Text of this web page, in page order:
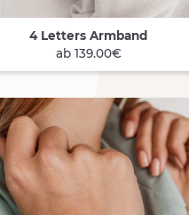
QUICK VIEW
4 Letters Armband
ab 139.00€